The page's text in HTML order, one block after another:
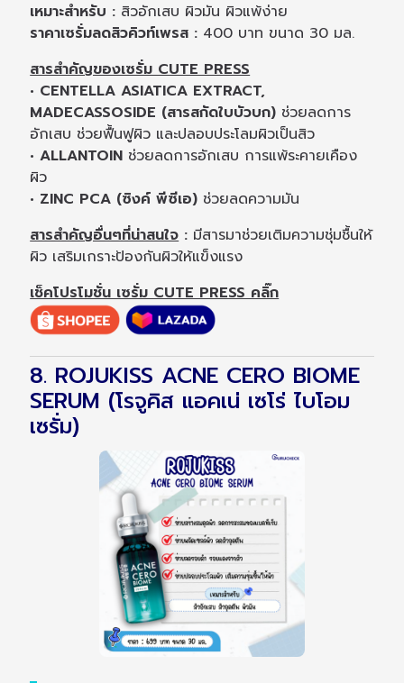
เหมาะสำหรับ : สิวอักเสบ ผิวมัน ผิวแพ้ง่าย
ราคาเซรั่มลดสิวคิวท์เพรส : 400 บาท ขนาด 30 มล.
สารสำคัญของเซรั่ม CUTE PRESS
• CENTELLA ASIATICA EXTRACT,
MADECASSOSIDE (สารสกัดใบบัวบก) ช่วยลดการ
อักเสบ ช่วยฟื้นฟูผิว และปลอบประโลมผิวเป็นสิว
• ALLANTOIN ช่วยลดการอักเสบ การแพ้ระคายเคือง
ผิว
• ZINC PCA (ซิงค์ พีซีเอ) ช่วยลดความมัน
สารสำคัญอื่นๆที่น่าสนใจ: มีสารมาช่วยเติมความชุ่มชื้นให้
ผิว เสริมเกราะป้องกันผิวให้แข็งแรง
เช็คโปรโมชั่น เซรั่ม CUTE PRESS คลิ๊ก
8. ROJUKISS ACNE CERO BIOME
SERUM (โรจูคิส แอคเน่ เซโร่ ไบโอม
เซรั่ม)